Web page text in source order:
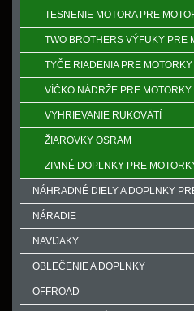
TESNENIE MOTORA PRE
TWO BROTHERS VÝFUKY PRE
TYČE RIADENIA PRE MOTORKY
VÍČKO NÁDRŽE PRE MOTORKY
VYHRIEVANIE RUKOVӒTÍ
ŽIAROVKY OSRAM
ZIMNÉ DOPLNKY PRE
NÁHRADNÉ DIELY A DOPLNKY
NÁRADIE
NAVIJAKY
OBLEČENIE A DOPLNKY
OFFROAD